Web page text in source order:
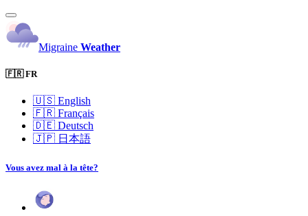
Migraine Weather
🇫🇷 FR
🇺🇸 English
🇫🇷 Français
🇩🇪 Deutsch
🇯🇵 日本語
Vous avez mal à la tête?